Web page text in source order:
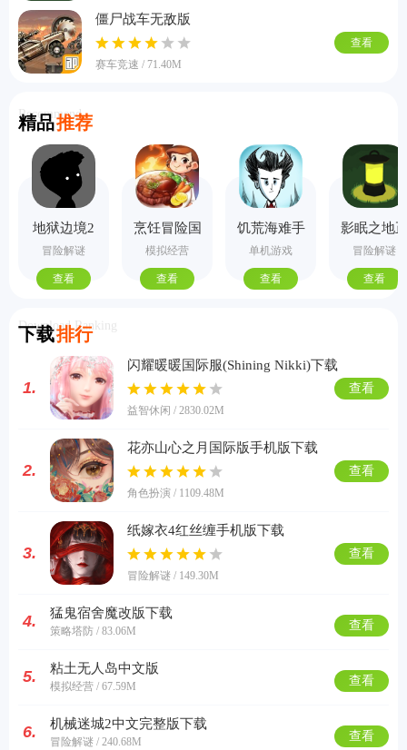
僵尸战车无敌版
赛车竞速 / 71.40M
查看
精品推荐
Recommend
地狱边境2
手机版
冒险解谜
查看
烹饪冒险国
际服
模拟经营
查看
饥荒海难手
机版
单机游戏
查看
影眠之地
式版
冒险解谜
查看
下载排行
Download Ranking
1.
闪耀暖暖国际服(Shining Nikki)下载
益智休闲 / 2830.02M
查看
2.
花亦山心之月国际版手机版下载
角色扮演 / 1109.48M
查看
3.
纸嫁衣4红丝缠手机版下载
冒险解谜 / 149.30M
查看
4. 猛鬼宿舍魔改版下载
策略塔防 / 83.06M 查看
5. 粘土无人岛中文版
模拟经营 / 67.59M 查看
6. 机械迷城2中文完整版下载
冒险解谜 / 240.68M 查看